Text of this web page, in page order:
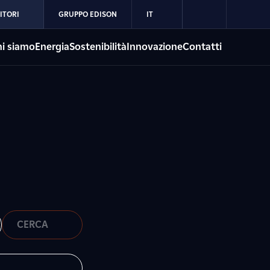
GRUPPO EDISON IT
siamoEnergiaSostenibilitàInnovazioneContatti
CERCA